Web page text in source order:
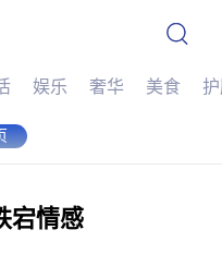
娱乐 奢华 美食
宕情感